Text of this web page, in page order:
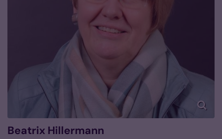
Beatrix Hillermann